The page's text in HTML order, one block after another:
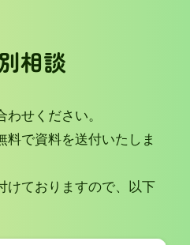
相談
せください。
料で資料を送付いたしま
けておりますので、以下